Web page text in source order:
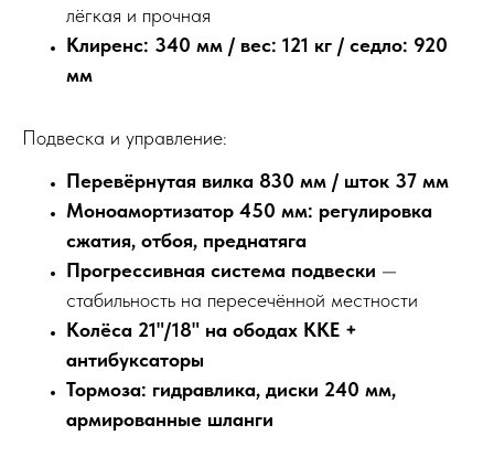
лёгкая и прочная
Клиренс: 340 мм / вес: 121 кг / седло: 920
мм
Подвеска и управление:
Перевёрнутая вилка 830 мм / шток 37 мм
Моноамортизатор 450 мм: регулировка
сжатия, отбоя, преднатяга
Прогрессивная система подвески —
стабильность на пересечённой местности
Колёса 21"/18" на ободах KKE +
антибуксаторы
Тормоза: гидравлика, диски 240 мм,
армированные шланги